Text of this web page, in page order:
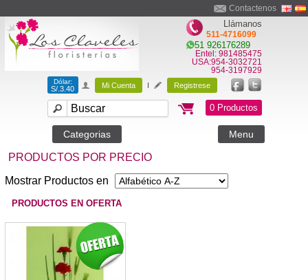
PRODUCTOS POR PRECIO
Mostrar Productos en
PRODUCTOS EN OFERTA
Contactenos
Llámanos
511-4716099
51 926176289
Entel: 981485475
USA:954-3032721
954-3197929
Dólar:
S/.3.40 Mi Cuenta I Registrese
0 Productos
Categorias Menu